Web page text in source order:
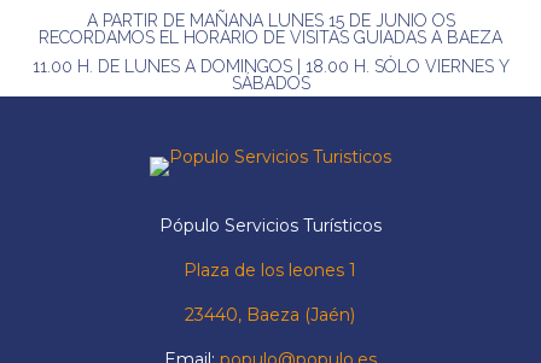
A PARTIR DE MAÑANA LUNES 15 DE JUNIO OS
RECORDAMOS EL HORARIO DE VISITAS GUIADAS A BAEZA
11.00 H. DE LUNES A DOMINGOS | 18.00 H. SÓLO VIERNES Y
SÁBADOS
Pópulo Servicios Turísticos
Plaza de los leones 1
23440, Baeza (Jaén)